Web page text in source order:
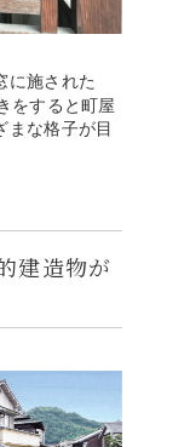
に施された
をすると町屋
まな格子が目
建造物が